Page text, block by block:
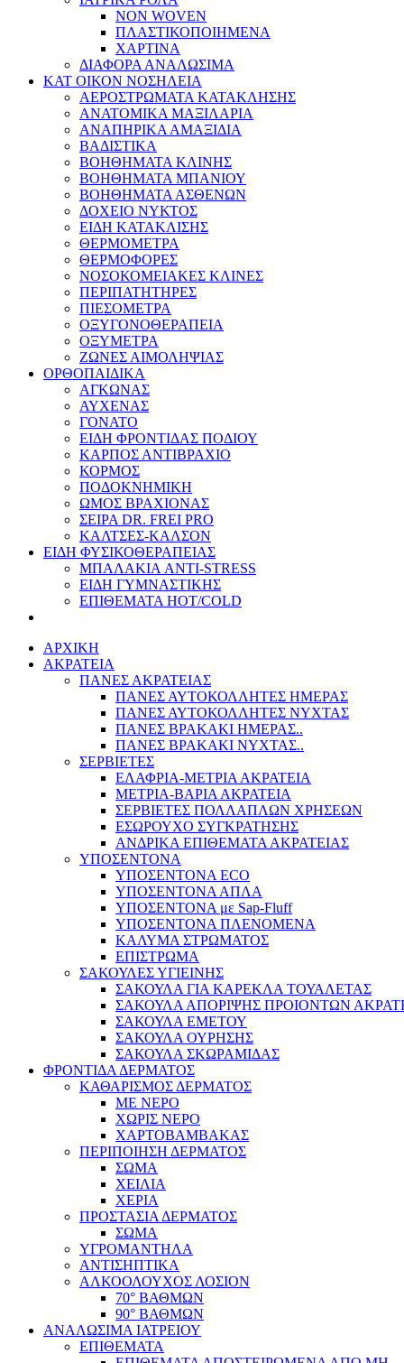
NON WOVEN
ΠΛΑΣΤΙΚΟΠΟΙΗΜΕΝΑ
ΧΑΡΤΙΝΑ
ΔΙΑΦΟΡΑ ΑΝΑΛΩΣΙΜΑ
ΚΑΤ ΟΙΚΟΝ ΝΟΣΗΛΕΙΑ
ΑΕΡΟΣΤΡΩΜΑΤΑ ΚΑΤΑΚΛΗΣΗΣ
ΑΝΑΤΟΜΙΚΑ ΜΑΞΙΛΑΡΙΑ
ΑΝΑΠΗΡΙΚΑ ΑΜΑΞΙΔΙΑ
ΒΑΔΙΣΤΙΚΑ
ΒΟΗΘΗΜΑΤΑ ΚΛΙΝΗΣ
ΒΟΗΘΗΜΑΤΑ ΜΠΑΝΙΟΥ
ΒΟΗΘΗΜΑΤΑ ΑΣΘΕΝΩΝ
ΔΟΧΕΙΟ ΝΥΚΤΟΣ
ΕΙΔΗ ΚΑΤΑΚΛΙΣΗΣ
ΘΕΡΜΟΜΕΤΡΑ
ΘΕΡΜΟΦΟΡΕΣ
ΝΟΣΟΚΟΜΕΙΑΚΕΣ ΚΛΙΝΕΣ
ΠΕΡΙΠΑΤΗΤΗΡΕΣ
ΠΙΕΣΟΜΕΤΡΑ
ΟΞΥΓΟΝΟΘΕΡΑΠΕΙΑ
ΟΞΥΜΕΤΡΑ
ΖΩΝΕΣ ΑΙΜΟΛΗΨΙΑΣ
ΟΡΘΟΠΑΙΔΙΚΑ
ΑΓΚΩΝΑΣ
ΑΥΧΕΝΑΣ
ΓΟΝΑΤΟ
ΕΙΔΗ ΦΡΟΝΤΙΔΑΣ ΠΟΔΙΟΥ
ΚΑΡΠΟΣ ΑΝΤΙΒΡΑΧΙΟ
ΚΟΡΜΟΣ
ΠΟΔΟΚΝΗΜΙΚΗ
ΩΜΟΣ ΒΡΑΧΙΟΝΑΣ
ΣΕΙΡΑ DR. FREI PRO
ΚΑΛΤΣΕΣ-ΚΑΛΣΟΝ
ΕΙΔΗ ΦΥΣΙΚΟΘΕΡΑΠΕΙΑΣ
ΜΠΑΛΑΚΙΑ ANTI-STRESS
ΕΙΔΗ ΓΥΜΝΑΣΤΙΚΗΣ
ΕΠΙΘΕΜΑΤΑ HOT/COLD
ΑΡΧΙΚΗ
ΑΚΡΑΤΕΙΑ
ΠΑΝΕΣ ΑΚΡΑΤΕΙΑΣ
ΠΑΝΕΣ ΑΥΤΟΚΟΛΛΗΤΕΣ ΗΜΕΡΑΣ
ΠΑΝΕΣ ΑΥΤΟΚΟΛΛΗΤΕΣ ΝΥΧΤΑΣ
ΠΑΝΕΣ ΒΡΑΚΑΚΙ ΗΜΕΡΑΣ..
ΠΑΝΕΣ ΒΡΑΚΑΚΙ ΝΥΧΤΑΣ..
ΣΕΡΒΙΕΤΕΣ
ΕΛΑΦΡΙΑ-ΜΕΤΡΙΑ ΑΚΡΑΤΕΙΑ
ΜΕΤΡΙΑ-ΒΑΡΙΑ ΑΚΡΑΤΕΙΑ
ΣΕΡΒΙΕΤΕΣ ΠΟΛΛΑΠΛΩΝ ΧΡΗΣΕΩΝ
ΕΣΩΡΟΥΧΟ ΣΥΓΚΡΑΤΗΣΗΣ
ΑΝΔΡΙΚΑ ΕΠΙΘΕΜΑΤΑ ΑΚΡΑΤΕΙΑΣ
ΥΠΟΣΕΝΤΟΝΑ
ΥΠΟΣΕΝΤΟΝΑ ECO
ΥΠΟΣΕΝΤΟΝΑ ΑΠΛΑ
ΥΠΟΣΕΝΤΟΝΑ με Sap-Fluff
ΥΠΟΣΕΝΤΟΝΑ ΠΛΕΝΟΜΕΝΑ
ΚΑΛΥΜΑ ΣΤΡΩΜΑΤΟΣ
ΕΠΙΣΤΡΩΜΑ
ΣΑΚΟΥΛΕΣ ΥΓΙΕΙΝΗΣ
ΣΑΚΟΥΛΑ ΓΙΑ ΚΑΡΕΚΛΑ ΤΟΥΑΛΕΤΑΣ
ΣΑΚΟΥΛΑ ΑΠΟΡΙΨΗΣ ΠΡΟΙΟΝΤΩΝ
ΣΑΚΟΥΛΑ ΕΜΕΤΟΥ
ΣΑΚΟΥΛΑ ΟΥΡΗΣΗΣ
ΣΑΚΟΥΛΑ ΣΚΩΡΑΜΙΔΑΣ
ΦΡΟΝΤΙΔΑ ΔΕΡΜΑΤΟΣ
ΚΑΘΑΡΙΣΜΟΣ ΔΕΡΜΑΤΟΣ
ΜΕ ΝΕΡΟ
ΧΩΡΙΣ ΝΕΡΟ
ΧΑΡΤΟΒΑΜΒΑΚΑΣ
ΠΕΡΙΠΟΙΗΣΗ ΔΕΡΜΑΤΟΣ
ΣΩΜΑ
ΧΕΙΛΙΑ
ΧΕΡΙΑ
ΠΡΟΣΤΑΣΙΑ ΔΕΡΜΑΤΟΣ
ΣΩΜΑ
ΥΓΡΟΜΑΝΤΗΛΑ
ΑΝΤΙΣΗΠΤΙΚΑ
ΑΛΚΟΟΛΟΥΧΟΣ ΛΟΣΙΟΝ
70° ΒΑΘΜΩΝ
90° ΒΑΘΜΩΝ
ΑΝΑΛΩΣΙΜΑ ΙΑΤΡΕΙΟΥ
ΕΠΙΘΕΜΑΤΑ